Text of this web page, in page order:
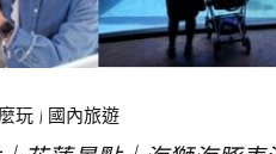
玩| 國內旅遊